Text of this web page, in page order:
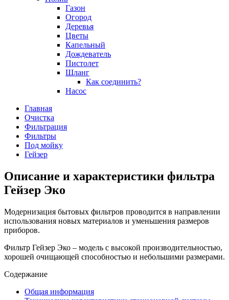
Газон
Огород
Деревья
Цветы
Капельный
Дождеватель
Пистолет
Шланг
Как соединить?
Насос
Главная
Очистка
Фильтрация
Фильтры
Под мойку
Гейзер
Описание и характеристики фильтра
Гейзер Эко
Модернизация бытовых фильтров проводится в направлении
использования новых материалов и уменьшения размеров
приборов.
Фильтр Гейзер Эко – модель с высокой производительностью,
хорошей очищающей способностью и небольшими размерами.
Содержание
Общая информация